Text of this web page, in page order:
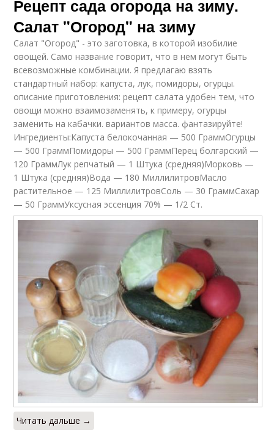
Рецепт сада огорода на зиму.
Салат "Огород" на зиму
Салат "Огород" - это заготовка, в которой изобилие
овощей. Само название говорит, что в нем могут быть
всевозможные комбинации. Я предлагаю взять
стандартный набор: капуста, лук, помидоры, огурцы.
описание приготовления: рецепт салата удобен тем, что
овощи можно взаимозаменять, к примеру, огурцы
заменить на кабачки. вариантов масса. фантазируйте!
Ингредиенты:Капуста белокочанная — 500 ГраммОгурцы
— 500 ГраммПомидоры — 500 ГраммПерец болгарский —
120 ГраммЛук репчатый — 1 Штука (средняя)Морковь —
1 Штука (средняя)Вода — 180 МиллилитровМасло
растительное — 125 МиллилитровСоль — 30 ГраммСахар
— 50 ГраммУксусная эссенция 70% — 1/2 Ст.
Читать дальше →